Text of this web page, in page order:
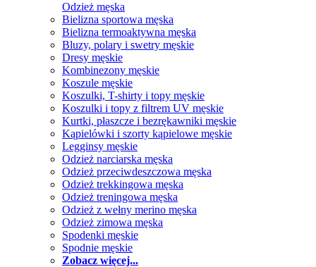
Odzież męska
Bielizna sportowa męska
Bielizna termoaktywna męska
Bluzy, polary i swetry męskie
Dresy męskie
Kombinezony męskie
Koszule męskie
Koszulki, T-shirty i topy męskie
Koszulki i topy z filtrem UV męskie
Kurtki, płaszcze i bezrękawniki męskie
Kąpielówki i szorty kąpielowe męskie
Legginsy męskie
Odzież narciarska męska
Odzież przeciwdeszczowa męska
Odzież trekkingowa męska
Odzież treningowa męska
Odzież z wełny merino męska
Odzież zimowa męska
Spodenki męskie
Spodnie męskie
Zobacz więcej...